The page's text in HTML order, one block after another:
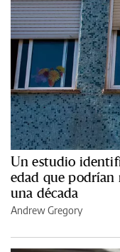
Un estudio
edad que podrían
una década
Andrew Gregory